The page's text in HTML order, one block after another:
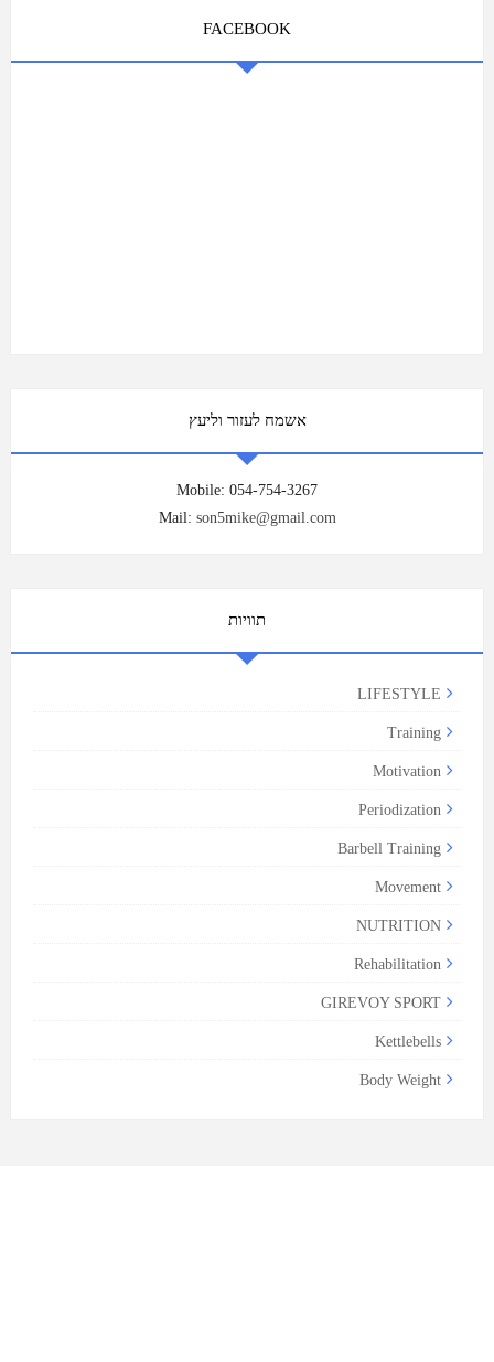
FACEBOOK
אשמח לעזור וליעץ
Mobile: 054-754-3267
Mail: son5mike@gmail.com
תוויות
LIFESTYLE
Training
Motivation
Periodization
Barbell Training
Movement
NUTRITION
Rehabilitation
GIREVOY SPORT
Kettlebells
Body Weight